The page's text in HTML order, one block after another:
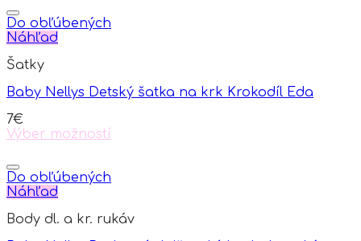
page
product
has
multiple
The
may
chosen
on
product
page
Do obľúbených
Náhľad
Šatky
Baby Nellys Detský šatka na krk Krokodíl Eda
7€
Výber možností
product
has
multiple
The
Do obľúbených
Náhľad
Body dl. a kr. rukáv